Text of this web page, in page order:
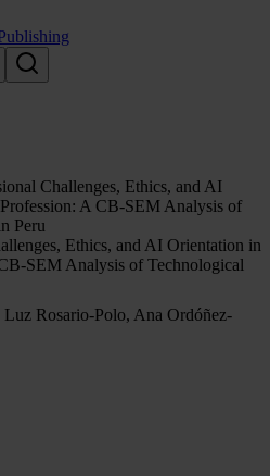
Challenges, Ethics, and AI
A CB-SEM Analysis of
Peru
Ethics, and AI Orientation in
SEM Analysis of Technological
Rosario-Polo, Ana Ordóñez-